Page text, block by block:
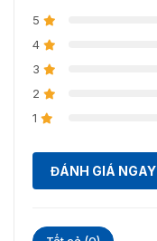
Cần thẳng
Chiều dài cánh tay
5
4
3
2
1
ĐÁNH GIÁ NGAY